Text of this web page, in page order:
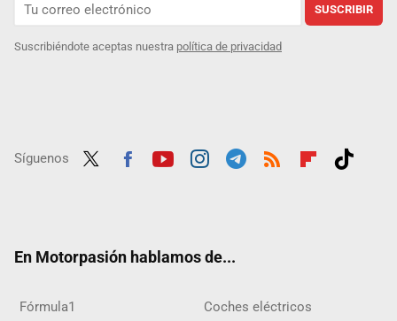
SUSCRIBIR
Suscribiéndote aceptas nuestra política de privacidad
Síguenos
En Motorpasión hablamos de...
Fórmula1 Coches eléctricos